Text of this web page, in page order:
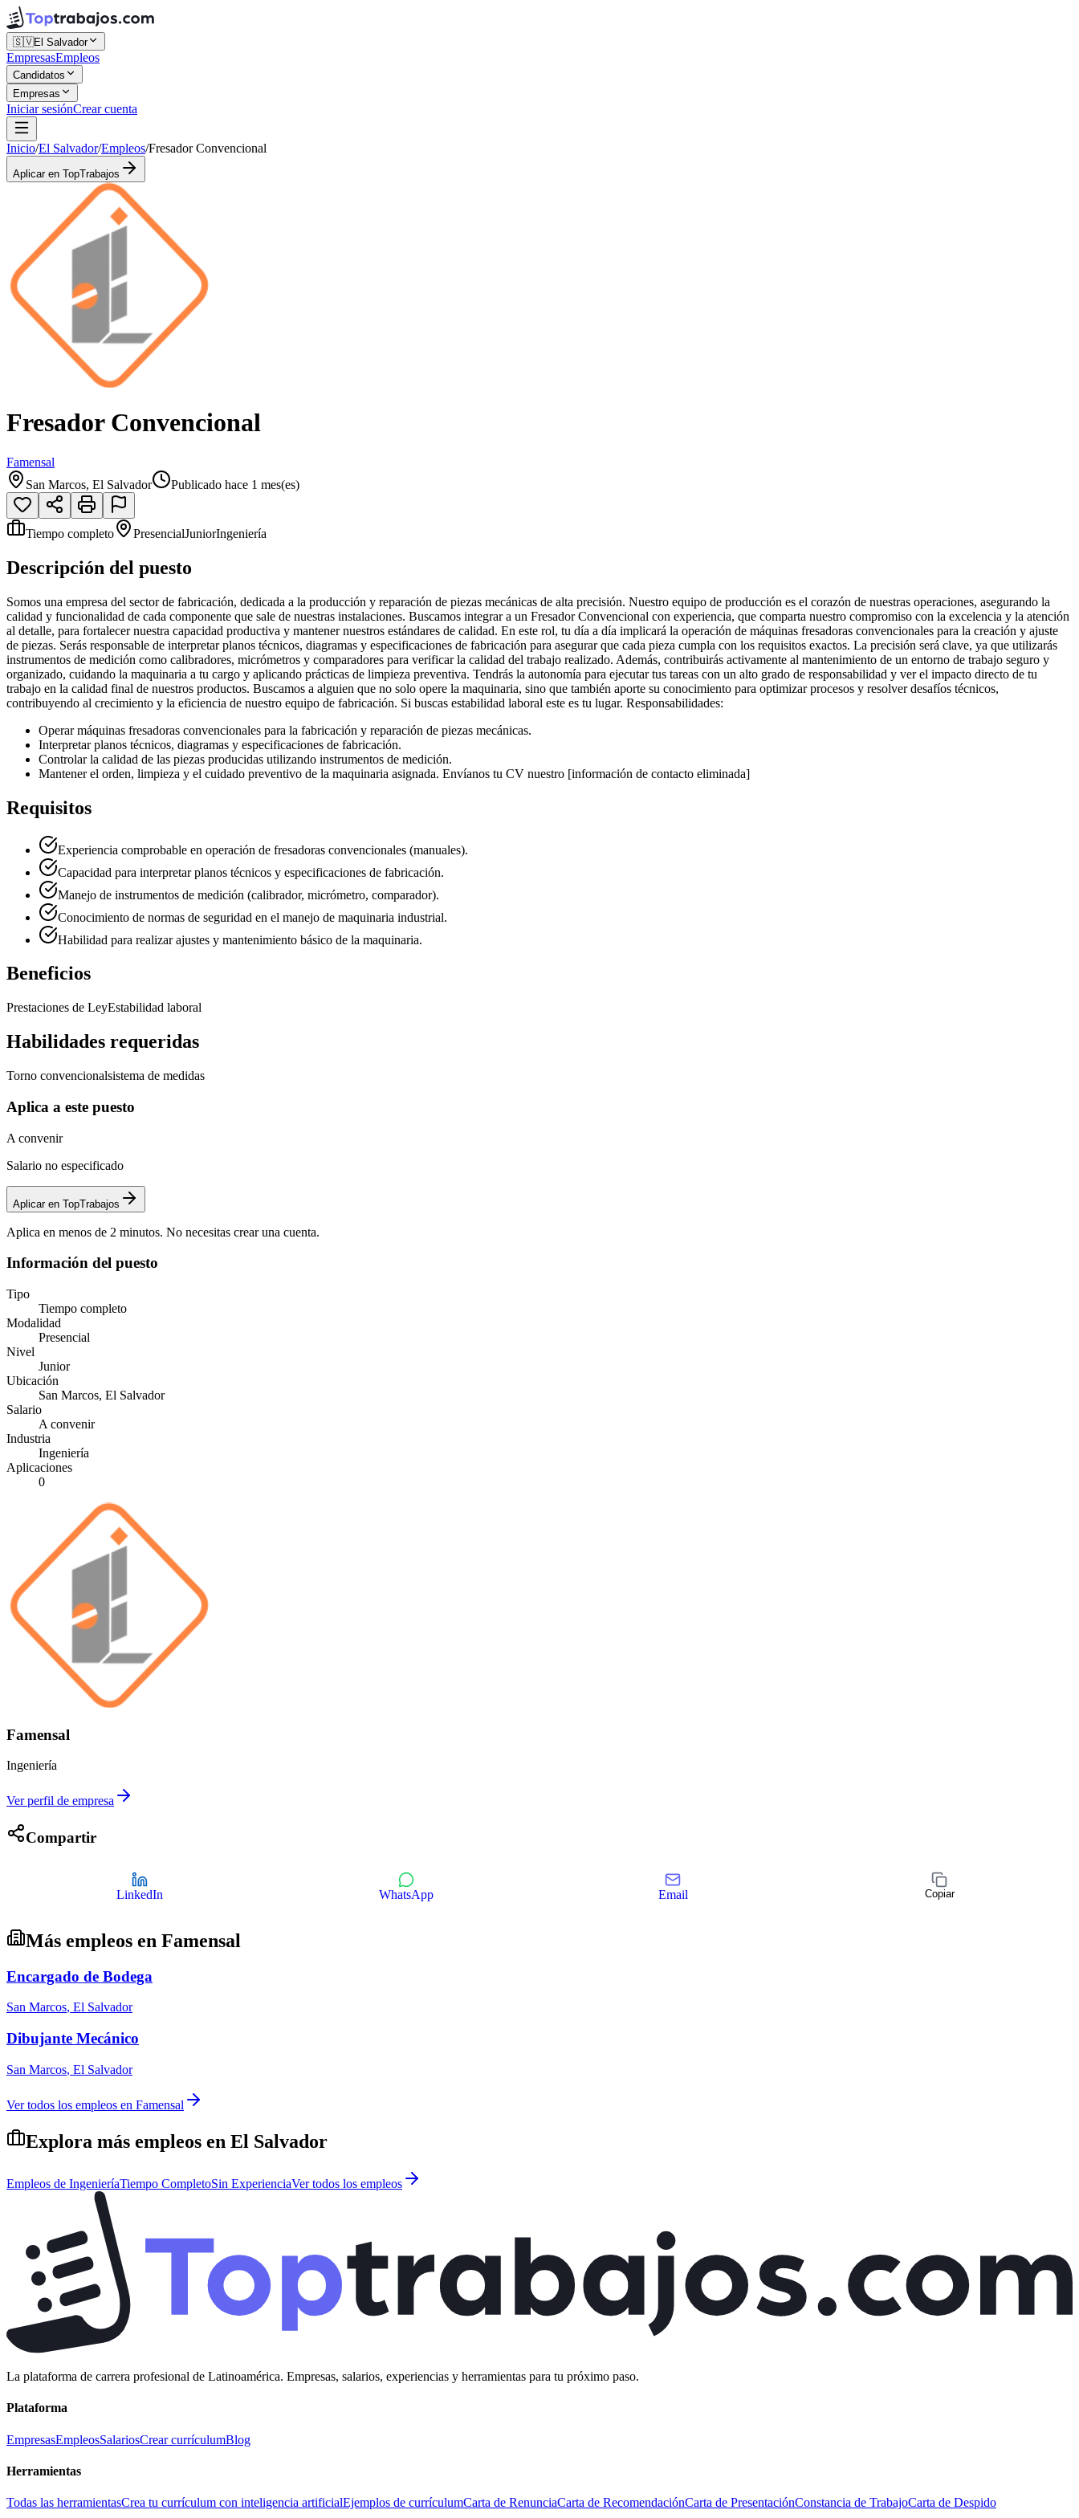
🇸🇻El Salvador
EmpresasEmpleos
Candidatos
Empresas
Iniciar sesiónCrear cuenta
Inicio/El Salvador/Empleos/Fresador Convencional
Aplicar en TopTrabajos
Fresador Convencional
Famensal
San Marcos, El Salvador
Publicado hace 1 mes(es)
Tiempo completo PresencialJuniorIngeniería
Descripción del puesto
Somos una empresa del sector de fabricación, dedicada a la producción y reparación de piezas mecánicas de alta precisión. Nuestro equipo de producción es el corazón de nuestras operaciones, asegurando la
calidad y funcionalidad de cada componente que sale de nuestras instalaciones. Buscamos integrar a un Fresador Convencional con experiencia, que comparta nuestro compromiso con la excelencia y la atención
al detalle, para fortalecer nuestra capacidad productiva y mantener nuestros estándares de calidad. En este rol, tu día a día implicará la operación de máquinas fresadoras convencionales para la creación y ajuste
de piezas. Serás responsable de interpretar planos técnicos, diagramas y especificaciones de fabricación para asegurar que cada pieza cumpla con los requisitos exactos. La precisión será clave, ya que utilizarás
instrumentos de medición como calibradores, micrómetros y comparadores para verificar la calidad del trabajo realizado. Además, contribuirás activamente al mantenimiento de un entorno de trabajo seguro y
organizado, cuidando la maquinaria a tu cargo y aplicando prácticas de limpieza preventiva. Tendrás la autonomía para ejecutar tus tareas con un alto grado de responsabilidad y ver el impacto directo de tu
trabajo en la calidad final de nuestros productos. Buscamos a alguien que no solo opere la maquinaria, sino que también aporte su conocimiento para optimizar procesos y resolver desafíos técnicos,
contribuyendo al crecimiento y la eficiencia de nuestro equipo de fabricación. Si buscas estabilidad laboral este es tu lugar. Responsabilidades:
Operar máquinas fresadoras convencionales para la fabricación y reparación de piezas mecánicas.
Interpretar planos técnicos, diagramas y especificaciones de fabricación.
Controlar la calidad de las piezas producidas utilizando instrumentos de medición.
Mantener el orden, limpieza y el cuidado preventivo de la maquinaria asignada. Envíanos tu CV nuestro [información de contacto eliminada]
Requisitos
Experiencia comprobable en operación de fresadoras convencionales (manuales).
Capacidad para interpretar planos técnicos y especificaciones de fabricación.
Manejo de instrumentos de medición (calibrador, micrómetro, comparador).
Conocimiento de normas de seguridad en el manejo de maquinaria industrial.
Habilidad para realizar ajustes y mantenimiento básico de la maquinaria.
Beneficios
Prestaciones de LeyEstabilidad laboral
Habilidades requeridas
Torno convencionalsistema de medidas
Aplica a este puesto
A convenir
Salario no especificado
Aplicar en TopTrabajos
Aplica en menos de 2 minutos. No necesitas crear una cuenta.
Información del puesto
Tipo
Tiempo completo
Modalidad
Presencial
Nivel
Junior
Ubicación
San Marcos, El Salvador
Salario
A convenir
Industria
Ingeniería
Aplicaciones
0
Famensal
Ingeniería
Ver perfil de empresa
Compartir
LinkedIn WhatsApp Email Copiar
Más empleos en Famensal
Encargado de Bodega
San Marcos, El Salvador
Dibujante Mecánico
San Marcos, El Salvador
Ver todos los empleos en Famensal
Explora más empleos en El Salvador
Empleos de IngenieríaTiempo CompletoSin ExperienciaVer todos los empleos
La plataforma de carrera profesional de Latinoamérica. Empresas, salarios, experiencias y herramientas para tu próximo paso.
Plataforma
EmpresasEmpleosSalariosCrear currículumBlog
Herramientas
Todas las herramientasCrea tu currículum con inteligencia artificialEjemplos de currículumCarta de RenunciaCarta de RecomendaciónCarta de PresentaciónConstancia de TrabajoCarta de Despido